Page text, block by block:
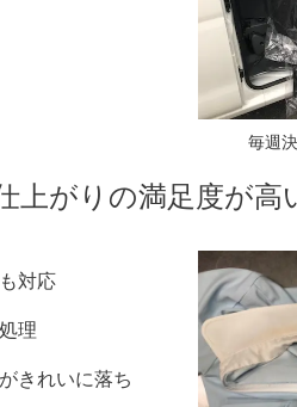
毎週
上がりの満足度が高
対応
理
きれいに落ち